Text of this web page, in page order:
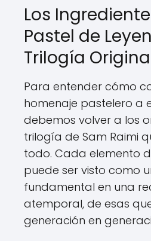
Los
Pastel de
Trilogía
Para entender cómo
homenaje pastelero a
debemos volver a los
trilogía de Sam Raimi
todo. Cada elemento
puede ser visto como
fundamental en una
atemporal, de esas
generación en